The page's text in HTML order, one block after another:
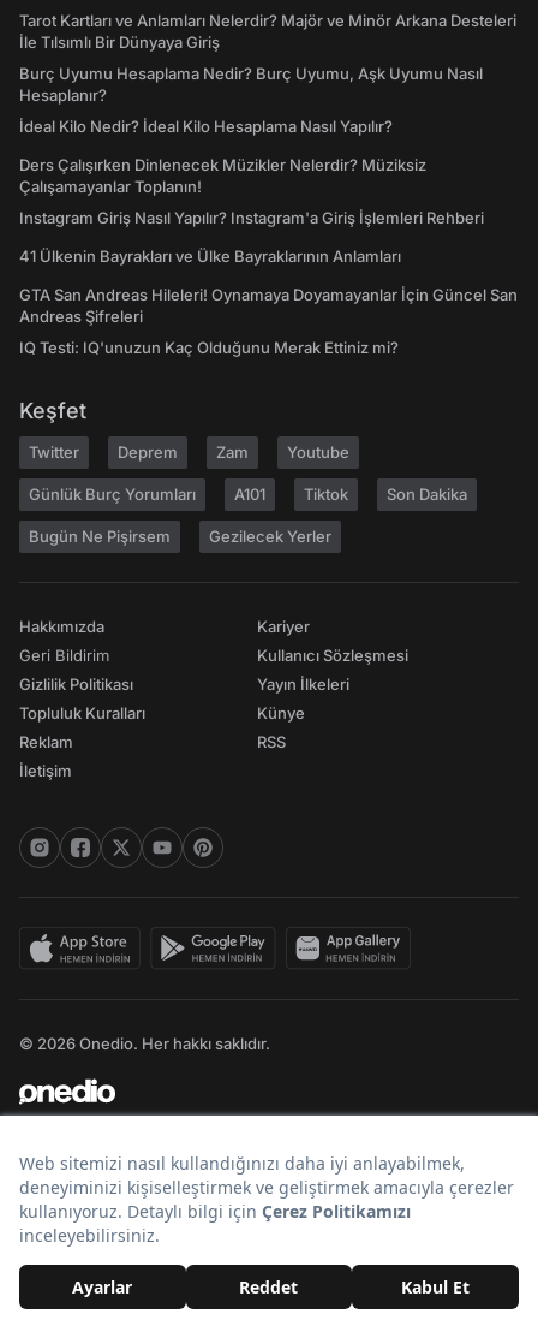
Tarot Kartları ve Anlamları Nelerdir? Majör ve Minör Arkana Desteleri
İle Tılsımlı Bir Dünyaya Giriş
Burç Uyumu Hesaplama Nedir? Burç Uyumu, Aşk Uyumu Nasıl
Hesaplanır?
İdeal Kilo Nedir? İdeal Kilo Hesaplama Nasıl Yapılır?
Ders Çalışırken Dinlenecek Müzikler Nelerdir? Müziksiz
Çalışamayanlar Toplanın!
Instagram Giriş Nasıl Yapılır? Instagram'a Giriş İşlemleri Rehberi
41 Ülkenin Bayrakları ve Ülke Bayraklarının Anlamları
GTA San Andreas Hileleri! Oynamaya Doyamayanlar İçin Güncel San
Andreas Şifreleri
IQ Testi: IQ'unuzun Kaç Olduğunu Merak Ettiniz mi?
Keşfet
Twitter Deprem Zam Youtube
Günlük Burç Yorumları A101 Tiktok Son Dakika
Bugün Ne Pişirsem Gezilecek Yerler
Hakkımızda
Geri Bildirim
Gizlilik Politikası
Topluluk Kuralları
Reklam
İletişim
Kariyer
Kullanıcı Sözleşmesi
Yayın İlkeleri
Künye
RSS
© 2026 Onedio. Her hakkı saklıdır.
Bir markasıdır.